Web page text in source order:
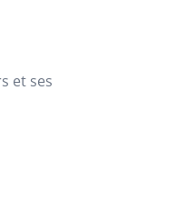
et ses